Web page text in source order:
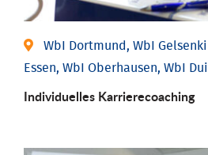
WbI Dortmund, WbI
Essen, WbI Oberhausen, WbI
Individu­elles Karrierecoaching